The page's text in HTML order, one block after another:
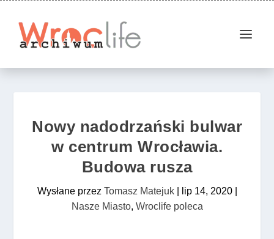
Nowy nadodrzański bulwar
w centrum Wrocławia.
Budowa rusza
Wysłane przez Tomasz Matejuk| lip 14, 2020|
Nasze Miasto, Wroclife poleca